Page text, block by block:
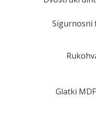
Sigurnosni
Glatki